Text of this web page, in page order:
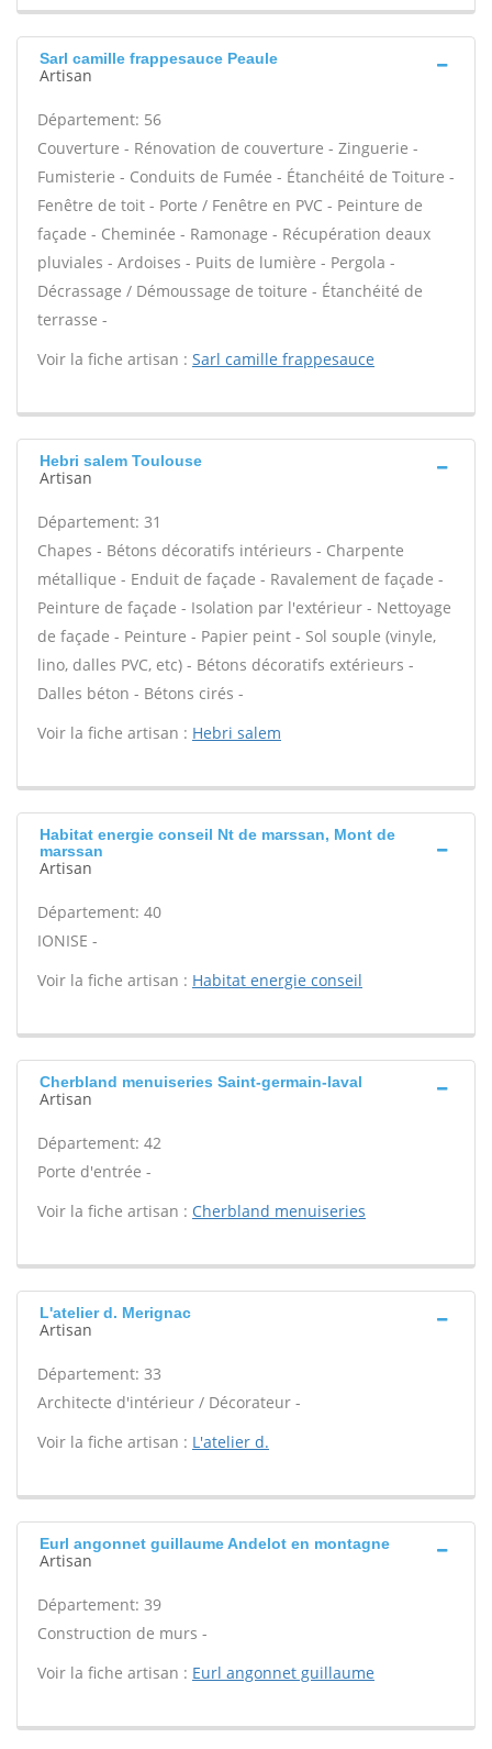
Sarl camille frappesauce Peaule
Artisan
Département: 56
Couverture - Rénovation de couverture - Zinguerie -
Fumisterie - Conduits de Fumée - Étanchéité de Toiture -
Fenêtre de toit - Porte / Fenêtre en PVC - Peinture de
façade - Cheminée - Ramonage - Récupération deaux
pluviales - Ardoises - Puits de lumière - Pergola -
Décrassage / Démoussage de toiture - Étanchéité de
terrasse -
Voir la fiche artisan : Sarl camille frappesauce
Hebri salem Toulouse
Artisan
Département: 31
Chapes - Bétons décoratifs intérieurs - Charpente
métallique - Enduit de façade - Ravalement de façade -
Peinture de façade - Isolation par l'extérieur - Nettoyage
de façade - Peinture - Papier peint - Sol souple (vinyle,
lino, dalles PVC, etc) - Bétons décoratifs extérieurs -
Dalles béton - Bétons cirés -
Voir la fiche artisan : Hebri salem
Habitat energie conseil Nt de marssan, Mont de
marssan
Artisan
Département: 40
IONISE -
Voir la fiche artisan : Habitat energie conseil
Cherbland menuiseries Saint-germain-laval
Artisan
Département: 42
Porte d'entrée -
Voir la fiche artisan : Cherbland menuiseries
L'atelier d. Merignac
Artisan
Département: 33
Architecte d'intérieur / Décorateur -
Voir la fiche artisan : L'atelier d.
Eurl angonnet guillaume Andelot en montagne
Artisan
Département: 39
Construction de murs -
Voir la fiche artisan : Eurl angonnet guillaume